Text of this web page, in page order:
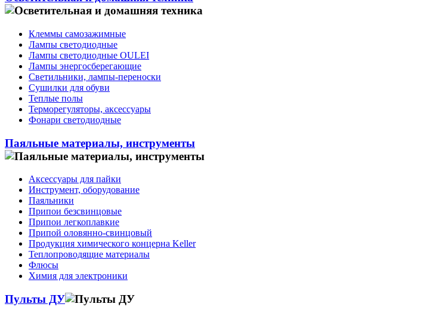
Клеммы самозажимные
Лампы светодиодные
Лампы светодиодные OULEI
Лампы энергосберегающие
Светильники, лампы-переноски
Сушилки для обуви
Теплые полы
Терморегуляторы, аксессуары
Фонари светодиодные
Паяльные материалы, инструменты
Аксессуары для пайки
Инструмент, оборудование
Паяльники
Припои безсвинцовые
Припои легкоплавкие
Припой оловянно-свинцовый
Продукция химического концерна Keller
Теплопроводящие материалы
Флюсы
Химия для электроники
Пульты ДУ